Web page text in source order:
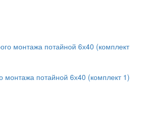
монтажа потайной 6х40 (комплект 1)